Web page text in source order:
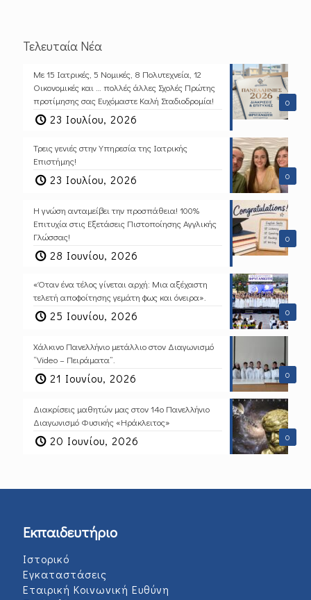
Τελευταία Νέα
0
Με 15 Ιατρικές, 5 Νομικές, 8 Πολυτεχνεία, 12
Οικονομικές και … πολλές άλλες Σχολές Πρώτης
προτίμησης σας Ευχόμαστε Καλή Σταδιοδρομία!
23 Ιουλίου, 2026
0
Τρεις γενιές στην Υπηρεσία της Ιατρικής
Επιστήμης!
23 Ιουλίου, 2026
0
Η γνώση ανταμείβει την προσπάθεια! 100%
Επιτυχία στις Εξετάσεις Πιστοποίησης Αγγλικής
Γλώσσας!
28 Ιουνίου, 2026
0
«Όταν ένα τέλος γίνεται αρχή: Μια αξέχαστη
τελετή αποφοίτησης γεμάτη φως και όνειρα».
25 Ιουνίου, 2026
0
Χάλκινο Πανελλήνιο μετάλλιο στον Διαγωνισμό
“Video – Πειράματα”.
21 Ιουνίου, 2026
0
Διακρίσεις μαθητών μας στον 14ο Πανελλήνιο
Διαγωνισμό Φυσικής «Ηράκλειτος»
20 Ιουνίου, 2026
Εκπαιδευτήριο
Ιστορικό
Εγκαταστάσεις
Εταιρική Κοινωνική Ευθύνη